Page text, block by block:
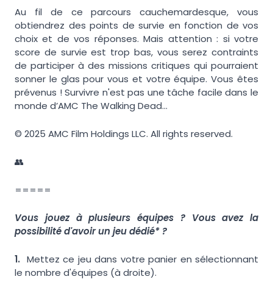
Au fil de ce parcours cauchemardesque, vous
obtiendrez des points de survie en fonction de vos
choix et de vos réponses. Mais attention : si votre
score de survie est trop bas, vous serez contraints
de participer à des missions critiques qui pourraient
sonner le glas pour vous et votre équipe. Vous êtes
prévenus ! Survivre n'est pas une tâche facile dans le
monde d’AMC The Walking Dead...
© 2025 AMC Film Holdings LLC. All rights reserved.
👥
=====
Vous jouez à plusieurs équipes ? Vous avez la
possibilité d'avoir un jeu dédié* ?
1. Mettez ce jeu dans votre panier en sélectionnant
le nombre d'équipes (à droite).